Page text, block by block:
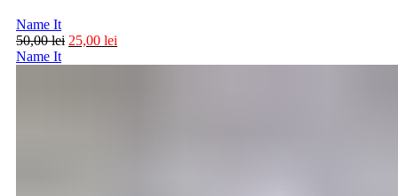
Name It
50,00lei 25,00 lei
Name It